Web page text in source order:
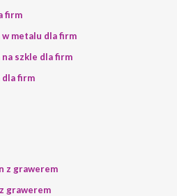
firm
w metalu dla firm
szkle dla firm
dla firm
z grawerem
grawerem